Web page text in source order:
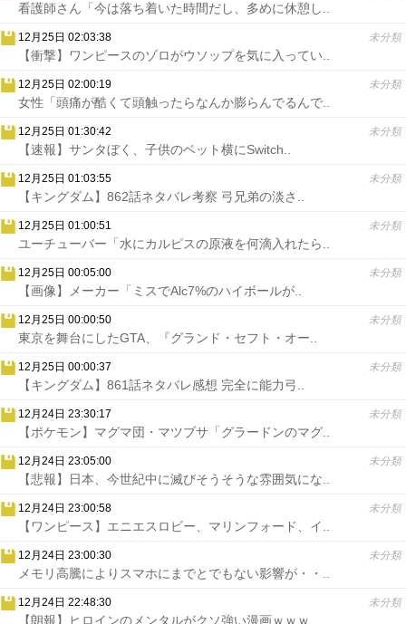
看護師さん「今は落ち着いた時間だし、多めに休憩し..
12月25日 02:03:38 未分類
【衝撃】ワンピースのゾロがウソップを気に入ってい..
12月25日 02:00:19 未分類
女性「頭痛が酷くて頭触ったらなんか膨らんでるんで..
12月25日 01:30:42 未分類
【速報】サンタぼく、子供のベット横にSwitch..
12月25日 01:03:55 未分類
【キングダム】862話ネタバレ考察 弓兄弟の淡さ..
12月25日 01:00:51 未分類
ユーチューバー「水にカルピスの原液を何滴入れたら..
12月25日 00:05:00 未分類
【画像】メーカー「ミスでAlc7%のハイボールが..
12月25日 00:00:50 未分類
東京を舞台にしたGTA、『グランド・セフト・オー..
12月25日 00:00:37 未分類
【キングダム】861話ネタバレ感想 完全に能力弓..
12月24日 23:30:17 未分類
【ポケモン】マグマ団・マツブサ「グラードンのマグ..
12月24日 23:05:00 未分類
【悲報】日本、今世紀中に滅びそうそうな雰囲気にな..
12月24日 23:00:58 未分類
【ワンピース】エニエスロビー、マリンフォード、イ..
12月24日 23:00:30 未分類
メモリ高騰によりスマホにまでとでもない影響が・・..
12月24日 22:48:30 未分類
【朗報】ヒロインのメンタルがクソ強い漫画ｗｗｗ..